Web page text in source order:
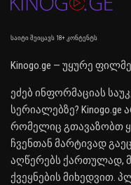
საიტი შეიცავს 18+ კონტენტს
Kinogo.ge — უყურე
ეძებ ინფორმაციას
სერიალებზე?
რომელიც გთავაზობთ
ჩვენთან მარტივად
აღწერებს ქართულად,
ქვეყნების მიხედვით.